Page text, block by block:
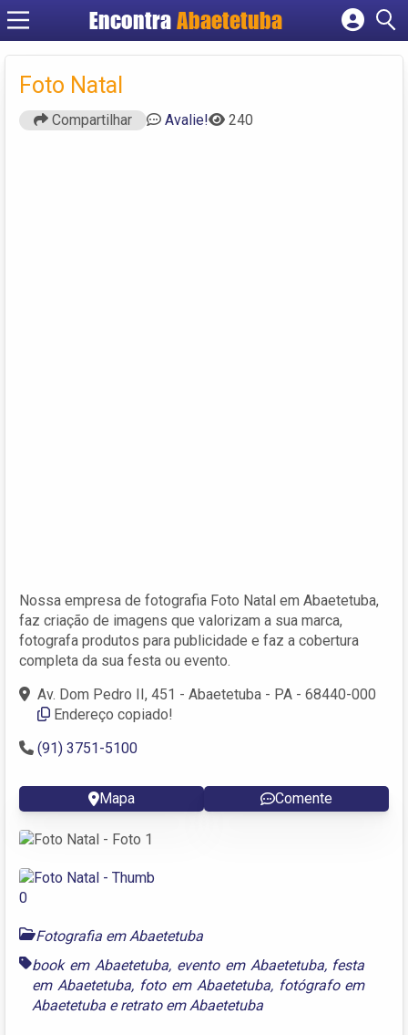
Encontra Abaetetuba
Cadastrar empresa
Foto Natal
Compartilhar Avalie! 240
Nossa empresa de fotografia Foto Natal em Abaetetuba,
faz criação de imagens que valorizam a sua marca,
fotografa produtos para publicidade e faz a cobertura
completa da sua festa ou evento.
Av. Dom Pedro II, 451 - Abaetetuba - PA - 68440-000
Endereço copiado!
(91) 3751-5100
Mapa Comente
Fotografia em Abaetetuba
book em Abaetetuba, evento em Abaetetuba, festa
em Abaetetuba, foto em Abaetetuba, fotógrafo em
Abaetetuba eretrato em Abaetetuba